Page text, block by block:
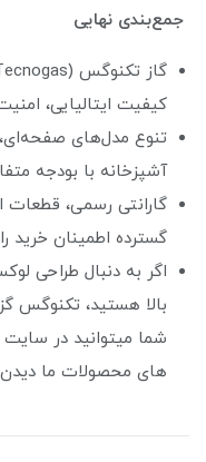
جمع‌بندی نهایی
کیفیت ایتالیایی،
تنوع مدل‌های
آشپزخانه با بودجه
گارانتی رسمی،
گسترده اطمینان خرید را
اگر به دنبال طراحی
بالا هستید، تکنوگس
شما میتوانید در سایت
های محصولات ما دیدن